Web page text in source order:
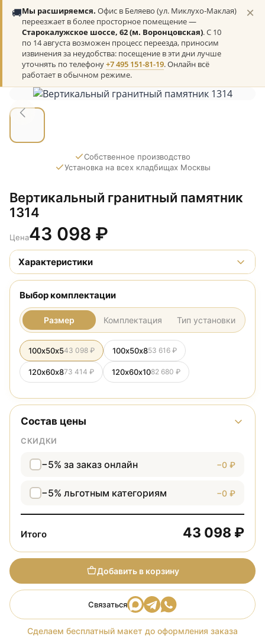
🚚Мы расширяемся. Офис в Беляево (ул. Миклухо-Маклая)
переезжает в более просторное помещение —
Старокалужское шоссе, 62 (м. Воронцовская). С 10
по 14 августа возможен процесс переезда, приносим
извинения за неудобства: посещение в эти дни лучше
уточнять по телефону+7 495 151-81-19. Онлайн всё
работает в обычном режиме.
×
Собственное производство
Установка на всех кладбищах Москвы
Вертикальный гранитный памятник
1314
Цена43 098 ₽
Характеристики
Выбор комплектации
Размер Комплектация Тип установки
100х50х543 098 ₽ 100х50х853 616 ₽
120х60х873 414 ₽ 120х60х1082 680 ₽
Состав цены
СКИДКИ
−5% за заказ онлайн −0 ₽
−5% льготным категориям −0 ₽
Итого 43 098 ₽
Добавить в корзину
Связаться
Сделаем бесплатный макет до оформления заказа